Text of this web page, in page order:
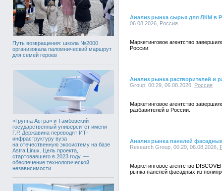
Путь возвращения: школа №2000
организовала паломнический маршрут
для семей героев
«Группа Астра» и Тамбовский
государственный университет имени
Г.Р. Державина переводят ИТ-
инфраструктуру вуза
на отечественную экосистему на базе
Astra Linux. Цель проекта,
стартовавшего в 2023 году, —
обеспечение технологической
независимости
Анализ рынка сырья для ЛКМ в
06.08.2026, Россия
Маркетинговое агентство
России.
Анализ рынка растворителей и
Group, 00:29, 06.08.2026, Россия
Маркетинговое агентство
разбавителей в России.
Анализ рынка панелей
Research Group, 00:29, 06.08.2026,
Маркетинговое агентство
рынка панелей фасадных из